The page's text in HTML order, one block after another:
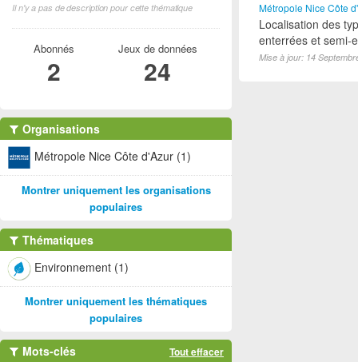
Métropole Nice Côte
Localisation des
enterrées et semi-
Mise à jour: 14
Il n'y a pas de description pour cette thématique
Abonnés
2
Jeux de données
24
Organisations
Métropole Nice Côte d'Azur (1)
Montrer uniquement les organisations
populaires
Thématiques
Environnement (1)
Montrer uniquement les thématiques
populaires
Mots-clés Tout effacer